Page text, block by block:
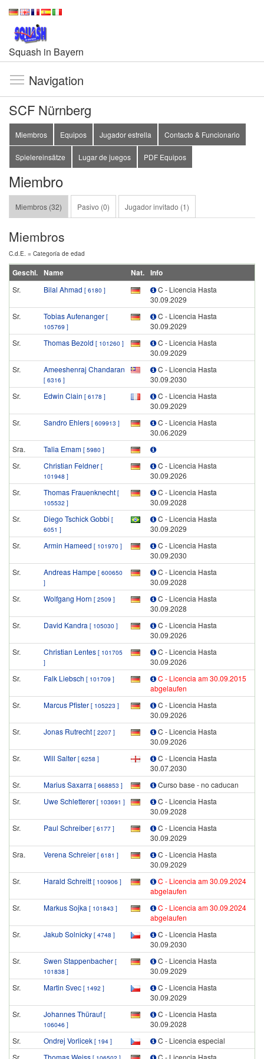
Squash in Bayern
Navigation
SCF Nürnberg
Miembros Equipos Jugador estrella Contacto & Funcionario
Spielereinsätze Lugar de juegos PDF Equipos
Miembro
Miembros (32) Pasivo (0) Jugador invitado (1)
Miembros
C.d.E. = Categoría de edad
Geschl. Name Nat. Info
Sr. Bilal Ahmad [ 6180 ]
C - Licencia Hasta
30.09.2029
Sr.
Tobias Aufenanger [
105769 ]
C - Licencia Hasta
30.09.2029
Sr.
Thomas Bezold [ 101260 ]
C - Licencia Hasta
30.09.2029
Sr.
Ameeshenraj Chandaran
[ 6316 ]
C - Licencia Hasta
30.09.2030
Sr.
Edwin Clain [ 6178 ]
C - Licencia Hasta
30.09.2029
Sr.
Sandro Ehlers [ 609913 ]
C - Licencia Hasta
30.06.2029
Sra.
Talia Emam [ 5980 ]
Sr. Christian Feldner [
101948 ]
C - Licencia Hasta
30.09.2026
Sr.
Thomas Frauenknecht [
105532 ]
C - Licencia Hasta
30.09.2028
Sr.
Diego Tschick Gobbi [
6051 ]
C - Licencia Hasta
30.09.2029
Sr.
Armin Hameed [ 101970 ]
C - Licencia Hasta
30.09.2030
Sr.
Andreas Hampe [ 600650
]
C - Licencia Hasta
30.09.2028
Sr.
Wolfgang Horn [ 2509 ]
C - Licencia Hasta
30.09.2028
Sr.
David Kandra [ 105030 ]
C - Licencia Hasta
30.09.2026
Sr.
Christian Lentes [ 101705
]
C - Licencia Hasta
30.09.2026
Sr.
Falk Liebsch [ 101709 ]
C - Licencia am 30.09.2015
abgelaufen
Sr.
Marcus Pfister [ 105223 ]
C - Licencia Hasta
30.09.2026
Sr.
Jonas Rutrecht [ 2207 ]
C - Licencia Hasta
30.09.2026
Sr.
Will Salter [ 6258 ]
C - Licencia Hasta
30.07.2030
Sr.
Marius Saxarra [ 668853 ]
Curso base - no caducan
Sr.
Uwe Schletterer [ 103691 ]
C - Licencia Hasta
30.09.2028
Sr.
Paul Schreiber [ 6177 ]
C - Licencia Hasta
30.09.2029
Sra.
Verena Schreier [ 6181 ]
C - Licencia Hasta
30.09.2029
Sr.
Harald Schreitt [ 100906 ]
C - Licencia am 30.09.2024
abgelaufen
Sr.
Markus Sojka [ 101843 ]
C - Licencia am 30.09.2024
abgelaufen
Sr.
Jakub Solnicky [ 4748 ]
C - Licencia Hasta
30.09.2030
Sr.
Swen Stappenbacher [
101838 ]
C - Licencia Hasta
30.09.2029
Sr.
Martin Svec [ 1492 ]
C - Licencia Hasta
30.09.2029
Sr.
Johannes Thürauf [
106046 ]
C - Licencia Hasta
30.09.2028
Sr.
Ondrej Vorlicek [ 194 ]
C - Licencia especial
Sr.
Thomas Weiss C - Licencia Hasta